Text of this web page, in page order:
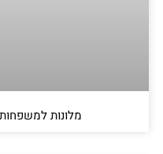
מלונות